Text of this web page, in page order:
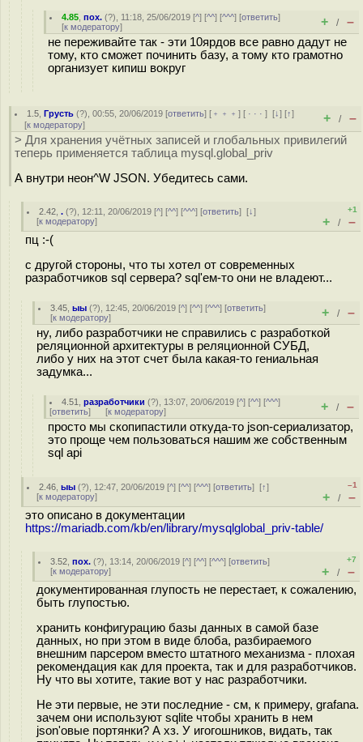
4.85 ,пох. (?), 11:18, 25/06/2019 [^] [^^] [^^^] [ответить]
[к модератору] + / –
не переживайте так - эти 10ярдов все равно дадут не
тому, кто сможет починить базу, а тому кто грамотно
организует кипиш вокруг
1.5 ,Грусть (?), 00:55, 20/06/2019 [ответить] [ ﹢﹢﹢] [ · · ·][↓] [↑]
[к модератору] + / –
> Для хранения учётных записей и глобальных привилегий
теперь применяется таблица mysql.global_priv
А внутри неон^W JSON. Убедитесь сами.
2.42 ,. (?), 12:11, 20/06/2019 [^] [^^] [^^^] [ответить][↓]
[к модератору]
+1
+ / –
пц :-(
с другой стороны, что ты хотел от современных
разработчиков sql сервера? sql'ем-то они не владеют...
3.45 ,ыы (?), 12:45, 20/06/2019 [^] [^^] [^^^] [ответить]
[к модератору] + / –
ну, либо разработчики не справились с разработкой
реляционной архитектуры в реляционной СУБД,
либо у них на этот счет была какая-то гениальная
задумка...
4.51 ,разработчики (?), 13:07, 20/06/2019 [^] [^^] [^^^]
[ответить] [к модератору] + / –
просто мы скопипастили откуда-то json-сериализатор,
это проще чем пользоваться нашим же собственным
sql api
2.46 ,ыы (?), 12:47, 20/06/2019 [^] [^^] [^^^] [ответить][↑]
[к модератору]
–1
+ / –
это описано в документации
https://mariadb.com/kb/en/library/mysqlglobal_priv-table/
3.52 ,пох. (?), 13:14, 20/06/2019 [^] [^^] [^^^] [ответить]
[к модератору]
+7
+ / –
документированная глупость не перестает, к сожалению,
быть глупостью.
хранить конфигурацию базы данных в самой базе
данных, но при этом в виде блоба, разбираемого
внешним парсером вместо штатного механизма - плохая
рекомендация как для проекта, так и для разработчиков.
Ну что вы хотите, такие вот у нас разработчики.
Не эти первые, не эти последние - см, к примеру, grafana.
зачем они используют sqlite чтобы хранить в нем
json'овые портянки? А хз. У игогошников, видать, так